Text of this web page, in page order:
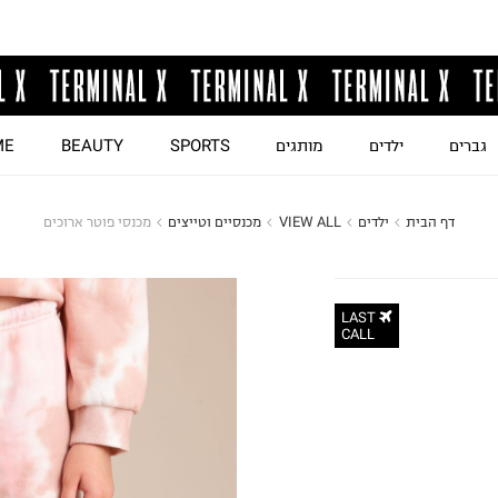
גברים ילדים מותגים SPORTS
BEAUTY
דף הבית ילדים VIEW ALL מכנסיים וטייצים מכנסי פוטר ארוכים
LAST
CALL